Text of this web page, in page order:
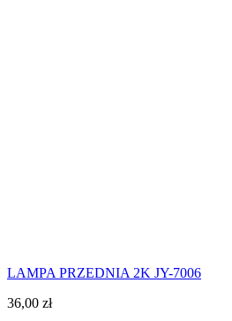
LAMPA PRZEDNIA 2K JY-7006
36,00 zł